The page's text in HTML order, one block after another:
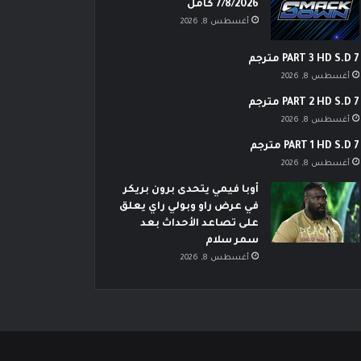
7/8/2026 كامل
أغسطس 8, 2026
PART 3 HD S.D 7 مترجم
أغسطس 8, 2026
PART 2 HD S.D 7 مترجم
أغسطس 8, 2026
PART 1 HD S.D 7 مترجم
أغسطس 8, 2026
أوبا فيمي يتحدى برون بريكر
في عرض راو وبولي راي يعلق
على تصاعد الأحداث بعد
سمر سلام
أغسطس 8, 2026